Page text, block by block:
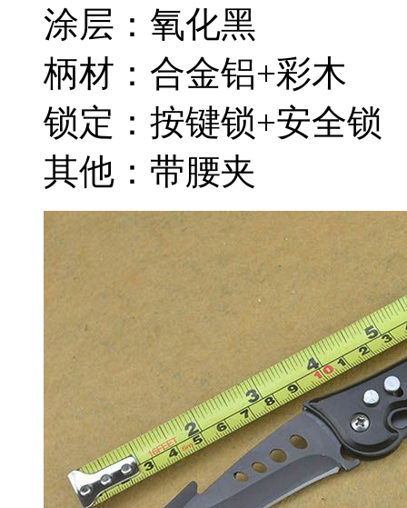
涂层：氧化黑
柄材：合金铝+彩木
锁定：按键锁+安全锁
其他：带腰夹